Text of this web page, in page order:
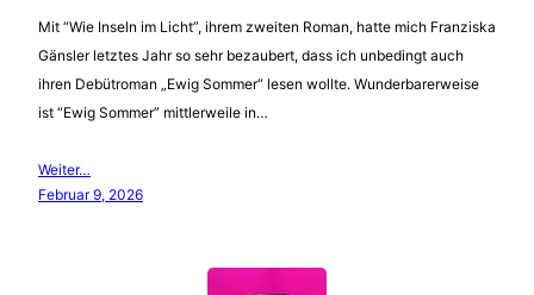
Mit “Wie Inseln im Licht”, ihrem zweiten Roman, hatte mich Franziska
Gänsler letztes Jahr so sehr bezaubert, dass ich unbedingt auch
ihren Debütroman „Ewig Sommer“ lesen wollte. Wunderbarerweise
ist “Ewig Sommer” mittlerweile in…
Weiter…
Februar 9, 2026